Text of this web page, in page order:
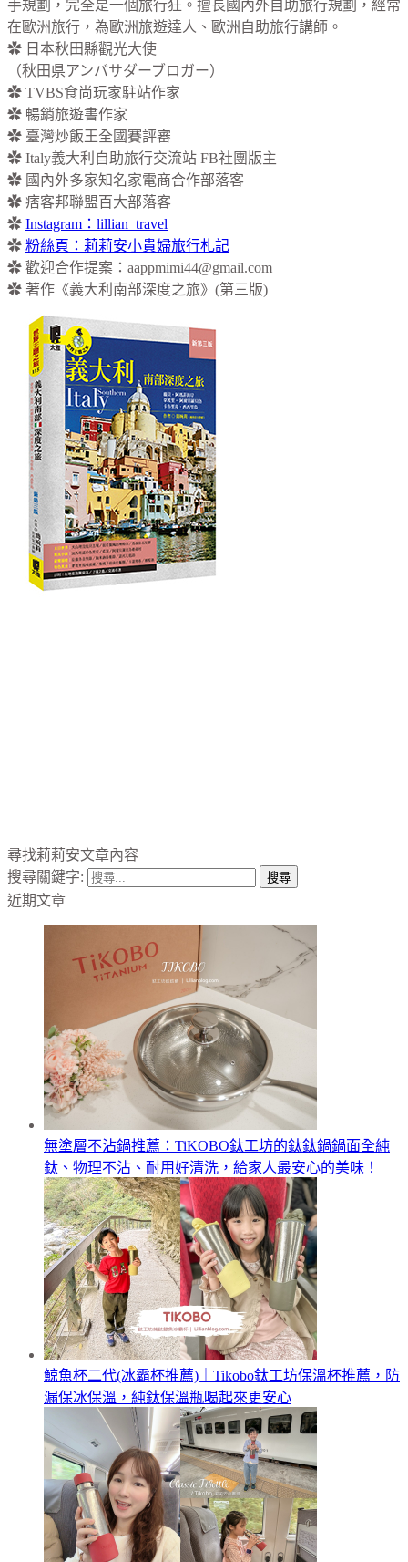
手規劃，完全是一個旅行狂。擅長國內外自助旅行規劃，經常
在歐洲旅行，為歐洲旅遊達人、歐洲自助旅行講師。
✿ 日本秋田縣觀光大使
（秋田県アンバサダーブロガー）
✿ TVBS食尚玩家駐站作家
✿ 暢銷旅遊書作家
✿ 臺灣炒飯王全國賽評審
✿ Italy義大利自助旅行交流站 FB社團版主
✿ 國內外多家知名家電商合作部落客
✿ 痞客邦聯盟百大部落客
✿ Instagram：lillian_travel
✿ 粉絲頁：莉莉安小貴婦旅行札記
✿ 歡迎合作提案： aappmimi44@gmail.com
✿ 著作《義大利南部深度之旅》(第三版)
尋找莉莉安文章內容
搜尋關鍵字:
近期文章
無塗層不沾鍋推薦：TiKOBO鈦工坊的鈦鈦鍋鍋面全純
鈦、物理不沾、耐用好清洗，給家人最安心的美味！
鯨魚杯二代(冰霸杯推薦)｜Tikobo鈦工坊保溫杯推薦，防
漏保冰保溫，純鈦保溫瓶喝起來更安心